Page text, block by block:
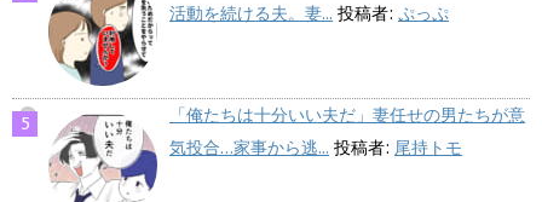
活動を続ける夫。妻... 投稿者: ぷっぷ
「俺たちは十分いい夫だ」妻任せの男たちが意
気投合…家事から逃... 投稿者: 尾持トモ